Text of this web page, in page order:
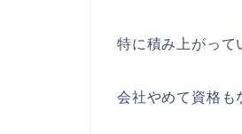
特に積み上がって
会社やめて資格も